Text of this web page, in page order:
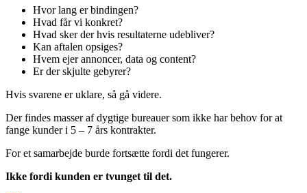
Hvor lang er bindingen?
Hvad får vi konkret?
Hvad sker der hvis resultaterne udebliver?
Kan aftalen opsiges?
Hvem ejer annoncer, data og content?
Er der skjulte gebyrer?
Hvis svarene er uklare, så gå videre.
Der findes masser af dygtige bureauer som ikke har behov for at
fange kunder i 5 – 7 års kontrakter.
For et samarbejde burde fortsætte fordi det fungerer.
Ikke fordi kunden er tvunget til det.